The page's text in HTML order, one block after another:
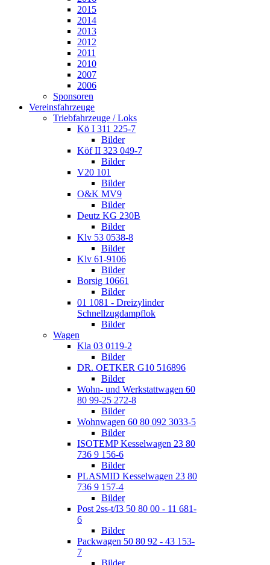
2015
2014
2013
2012
2011
2010
2007
2006
Sponsoren
Vereinsfahrzeuge
Triebfahrzeuge / Loks
Kö I 311 225-7
Bilder
Köf II 323 049-7
Bilder
V20 101
Bilder
O&K MV9
Bilder
Deutz KG 230B
Bilder
Klv 53 0538-8
Bilder
Klv 61-9106
Bilder
Borsig 10661
Bilder
01 1081 - Dreizylinder
Schnellzugdampflok
Bilder
Wagen
Kla 03 0119-2
Bilder
DR. OETKER G10 516896
Bilder
Wohn- und Werkstattwagen 60
80 99-25 272-8
Bilder
Wohnwagen 60 80 092 3033-5
Bilder
ISOTEMP Kesselwagen 23 80
736 9 156-6
Bilder
PLASMID Kesselwagen 23 80
736 9 157-4
Bilder
Post 2ss-t/I3 50 80 00 - 11 681-
6
Bilder
Packwagen 50 80 92 - 43 153-
7
Bilder